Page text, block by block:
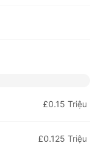
£0.15 Triệu
£0.125 Triệu